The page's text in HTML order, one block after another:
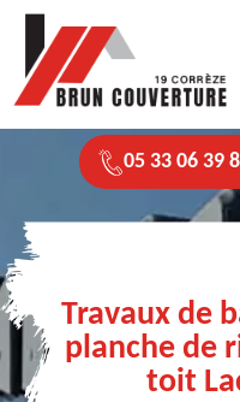
05 33 06 39
Travaux de
planche de
toit